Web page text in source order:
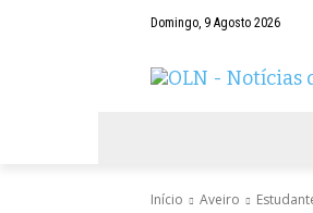
Domingo, 9 Agosto 2026
Início Aveiro